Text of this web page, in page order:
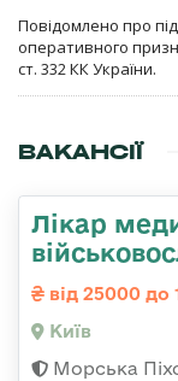
Повідомлено про
оперативного
ст. 332 КК України.
ВАКАНСІЇ
Лікар
від 25000 до
Київ
Морська